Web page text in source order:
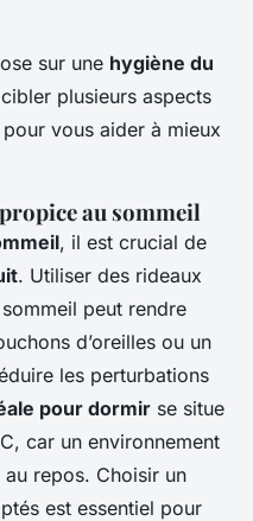
sur une hygiène du
plusieurs aspects
vous aider à mieux
au sommeil
, il est crucial de
. Utiliser des rideaux
peut rendre
d’oreilles ou un
les perturbations
pour dormir se situe
car un environnement
repos. Choisir un
est essentiel pour